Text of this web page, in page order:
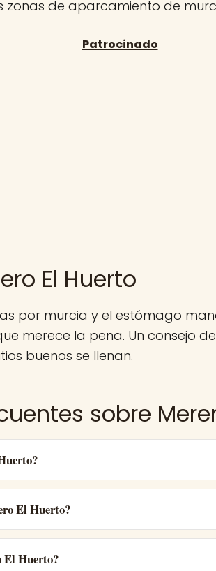
zonas de aparcamiento de
El Huerto
por murcia y el estómago
merece la pena. Un consejo
buenos se llenan.
sobre
El Huerto?
El Huerto?